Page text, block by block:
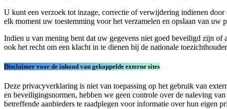
U kunt een verzoek tot inzage, correctie of verwijdering indienen door
elk moment uw toestemming voor het verzamelen en opslaan van uw
Indien u van mening bent dat uw gegevens niet goed beveiligd zijn
ook het recht om een klacht in te dienen bij de nationale
Disclaimer voor de inhoud van gekoppelde externe sites
Deze privacyverklaring is niet van toepassing op het gebruik van
en beveiligingsnormen, hebben we geen controle over de naleving
betreffende aanbieders te raadplegen voor informatie over hun eigen